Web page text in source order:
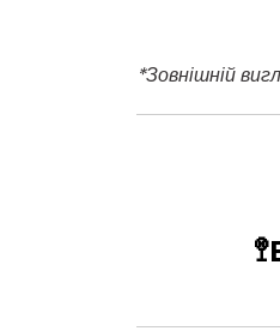
*Зовнішній